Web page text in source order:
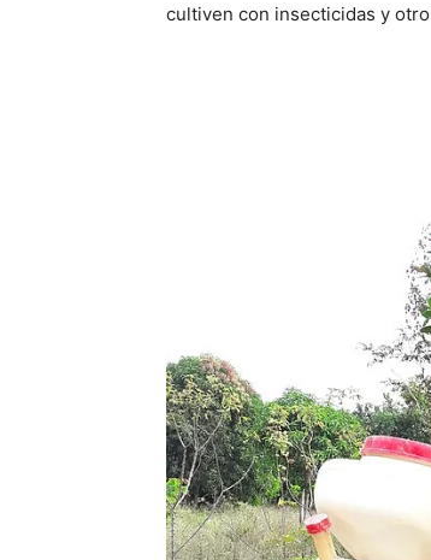
cultiven con insecticidas y